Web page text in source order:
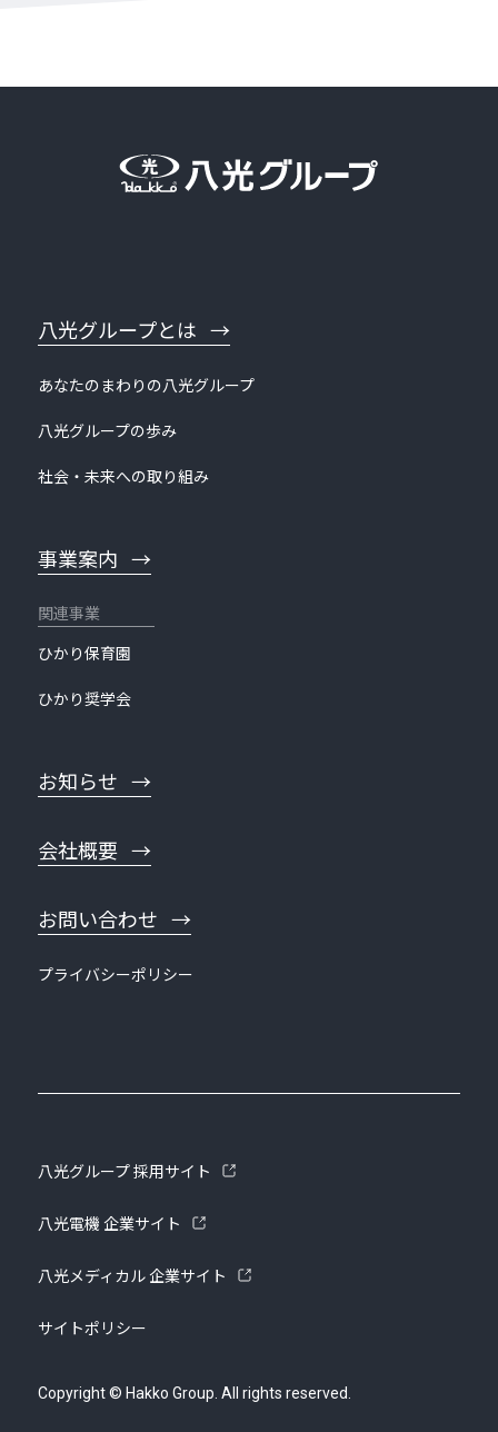
八光グループとは
あなたのまわりの八光グループ
八光グループの歩み
社会・未来への取り組み
事業案内
ひかり保育園
ひかり奨学会
お知らせ
会社概要
お問い合わせ
プライバシーポリシー
八光グループ 採用サイト
八光電機 企業サイト
八光メディカル 企業サイト
サイトポリシー
Copyright © Hakko Group. All rights reserved.